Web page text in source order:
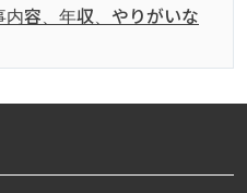
容、年収、やりがいな